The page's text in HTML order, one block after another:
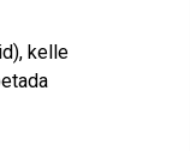
kelle